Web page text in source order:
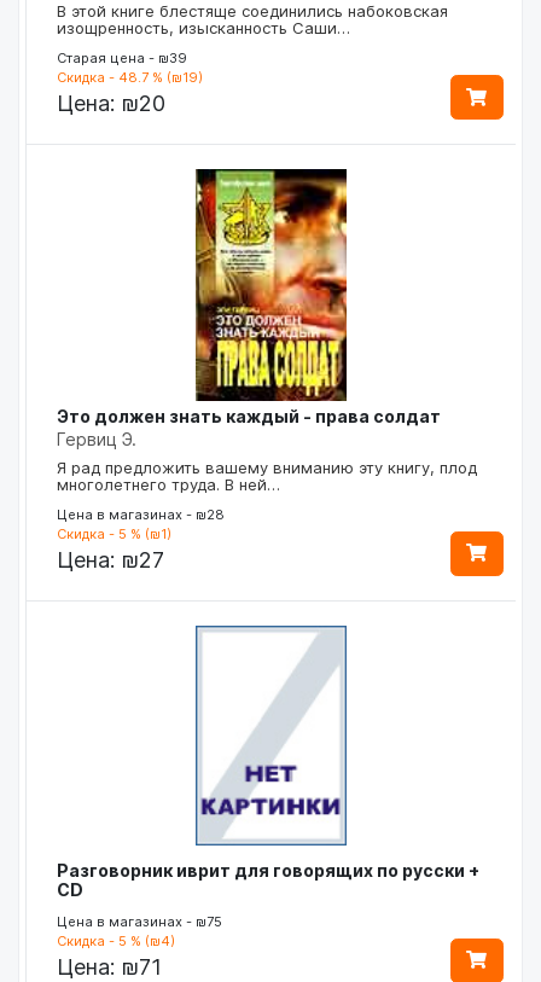
В этой книге блестяще соединились набоковская
изощренность, изысканность Саши…
Старая цена - ₪39
Скидка - 48.7 % (₪19)
Цена: ₪20
Это должен знать каждый - права солдат
Гервиц Э.
Я рад предложить вашему вниманию эту книгу, плод
многолетнего труда. В ней…
Цена в магазинах - ₪28
Скидка - 5 % (₪1)
Цена: ₪27
Разговорник иврит для говорящих по русски +
CD
Цена в магазинах - ₪75
Скидка - 5 % (₪4)
Цена: ₪71